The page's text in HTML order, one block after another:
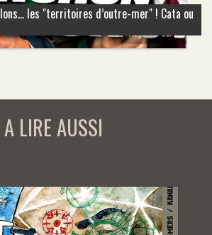
les "territoires d’outre-mer" ! Cata ou
A LIRE AUSSI